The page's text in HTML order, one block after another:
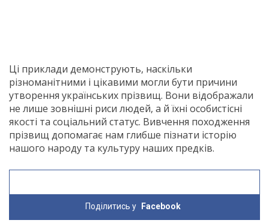
Ці приклади демонструють, наскільки
різноманітними і цікавими могли бути причини
утворення українських прізвищ. Вони відображали
не лише зовнішні риси людей, а й їхні особистісні
якості та соціальний статус. Вивчення походження
прізвищ допомагає нам глибше пізнати історію
нашого народу та культуру наших предків.
Поділитись у Facebook